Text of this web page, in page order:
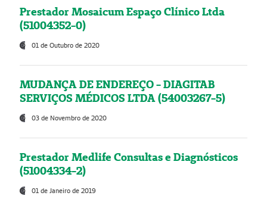
Prestador Mosaicum Espaço Clínico Ltda
(51004352-0)
01 de Outubro de 2020
MUDANÇA DE ENDEREÇO - DIAGITAB
SERVIÇOS MÉDICOS LTDA (54003267-5)
03 de Novembro de 2020
Prestador Medlife Consultas e Diagnósticos
(51004334-2)
01 de Janeiro de 2019